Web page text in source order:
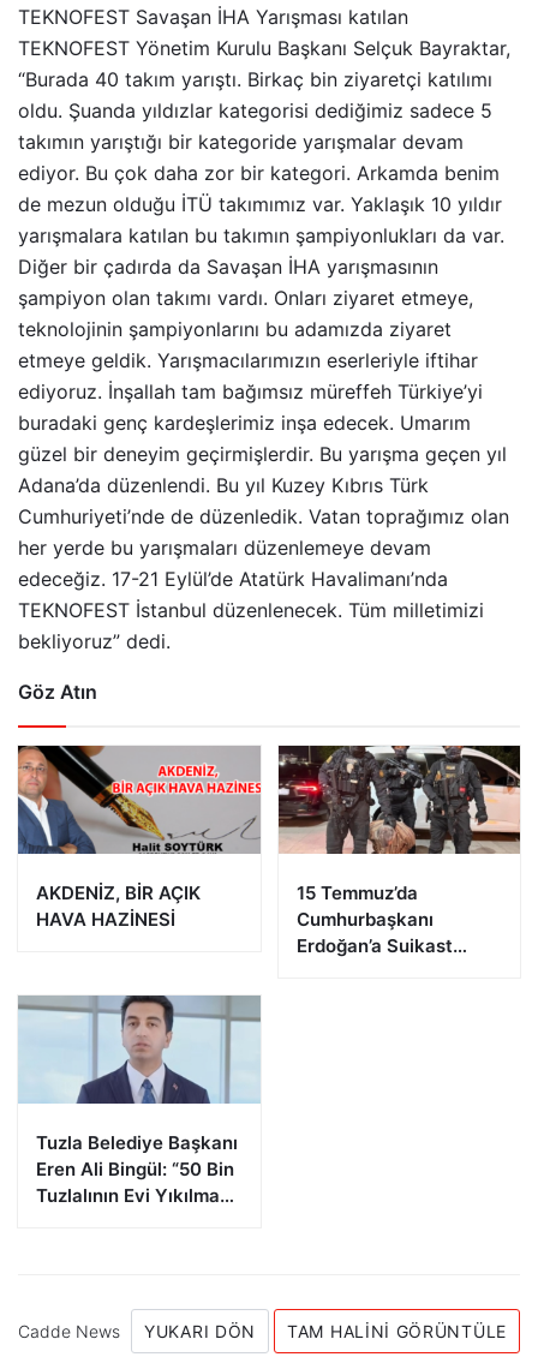
TEKNOFEST Savaşan İHA Yarışması katılan
TEKNOFEST Yönetim Kurulu Başkanı Selçuk Bayraktar,
“Burada 40 takım yarıştı. Birkaç bin ziyaretçi katılımı
oldu. Şuanda yıldızlar kategorisi dediğimiz sadece 5
takımın yarıştığı bir kategoride yarışmalar devam
ediyor. Bu çok daha zor bir kategori. Arkamda benim
de mezun olduğu İTÜ takımımız var. Yaklaşık 10 yıldır
yarışmalara katılan bu takımın şampiyonlukları da var.
Diğer bir çadırda da Savaşan İHA yarışmasının
şampiyon olan takımı vardı. Onları ziyaret etmeye,
teknolojinin şampiyonlarını bu adamızda ziyaret
etmeye geldik. Yarışmacılarımızın eserleriyle iftihar
ediyoruz. İnşallah tam bağımsız müreffeh Türkiye’yi
buradaki genç kardeşlerimiz inşa edecek. Umarım
güzel bir deneyim geçirmişlerdir. Bu yarışma geçen yıl
Adana’da düzenlendi. Bu yıl Kuzey Kıbrıs Türk
Cumhuriyeti’nde de düzenledik. Vatan toprağımız olan
her yerde bu yarışmaları düzenlemeye devam
edeceğiz. 17-21 Eylül’de Atatürk Havalimanı’nda
TEKNOFEST İstanbul düzenlenecek. Tüm milletimizi
bekliyoruz” dedi.
Göz Atın
AKDENİZ, BİR AÇIK
HAVA HAZİNESİ
15 Temmuz’da
Cumhurbaşkanı
Erdoğan’a Suikast
Tuzla Belediye Başkanı
Eren Ali Bingül: “50 Bin
Tuzlalının Evi Yıkılma
Cadde News YUKARI DÖN TAM HALINI GÖRÜNTÜLE